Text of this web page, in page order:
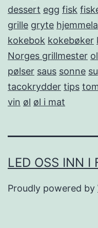
dessert egg fisk
grille gryte
kokebok kokebøker
Norges grillmester
pølser saus sonne
tacokrydder tips
vin øl øl i mat
LED OSS INN I
Proudly powered by